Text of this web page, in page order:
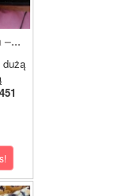
–...
dużą